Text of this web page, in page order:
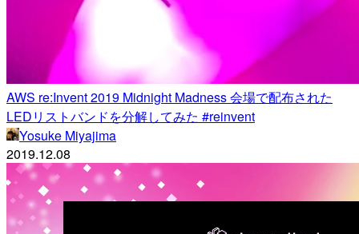
AWS re:Invent 2019 Midnight Madness 会場で配布された
LEDリストバンドを分解してみた #reinvent
Yosuke Miyajima
2019.12.08